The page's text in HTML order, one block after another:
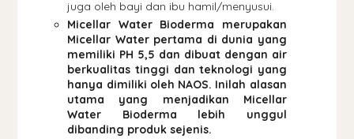
juga oleh bayi dan ibu hamil/menyusui.
Micellar Water Bioderma merupakan
Micellar Water pertama di dunia yang
memiliki PH 5,5 dan dibuat dengan air
berkualitas tinggi dan teknologi yang
hanya dimiliki oleh NAOS. Inilah alasan
utama yang menjadikan Micellar
Water Bioderma lebih unggul
dibanding produk sejenis.